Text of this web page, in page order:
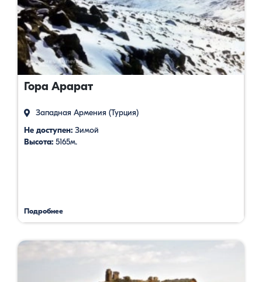
Гора Арарат
Западная Армения (Турция)
Не доступен: Зимой
Высота: 5165м.
Подробнее